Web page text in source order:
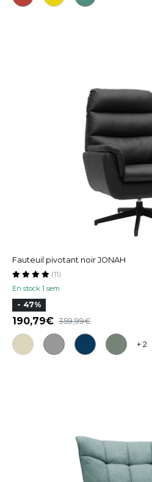
Fauteuil pivotant noir JONAH
En stock 1 sem
(11)
- 47%
190,79 359,99
+ 2